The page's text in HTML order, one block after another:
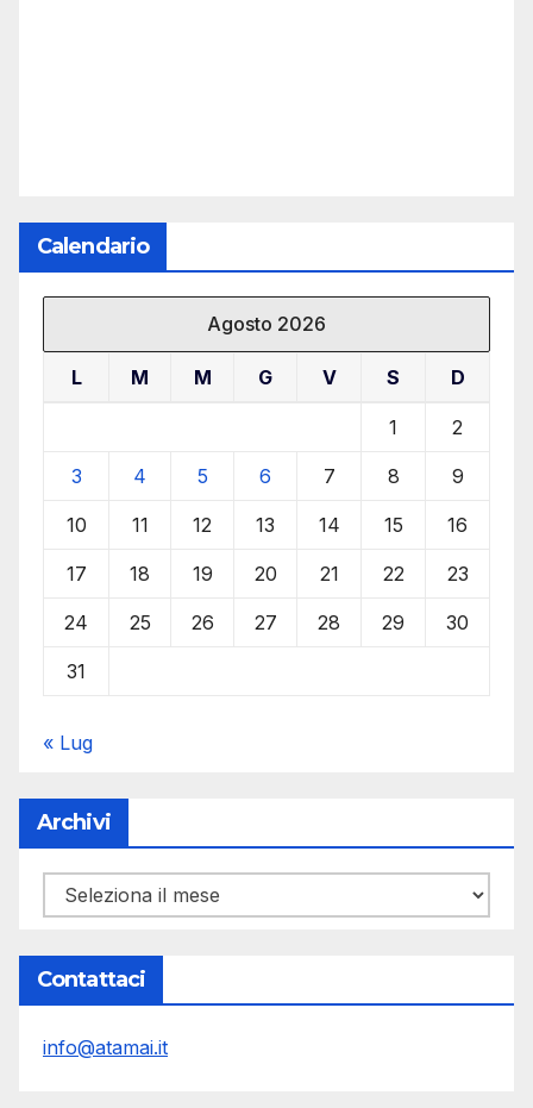
Calendario
Agosto 2026
L M M G V S D
1 2
3 4 5 6 7 8 9
10 11 12 13 14 15 16
17 18 19 20 21 22 23
24 25 26 27 28 29 30
31
« Lug
Archivi
Archivi
Contattaci
info@atamai.it